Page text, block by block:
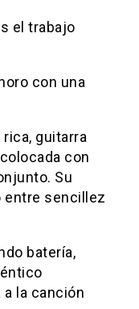
el trabajo
con una
guitarra
con
Su
entre sencillez
batería,
la canción